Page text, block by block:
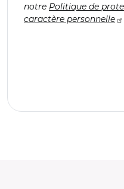
notre Politique de
caractère personnelle